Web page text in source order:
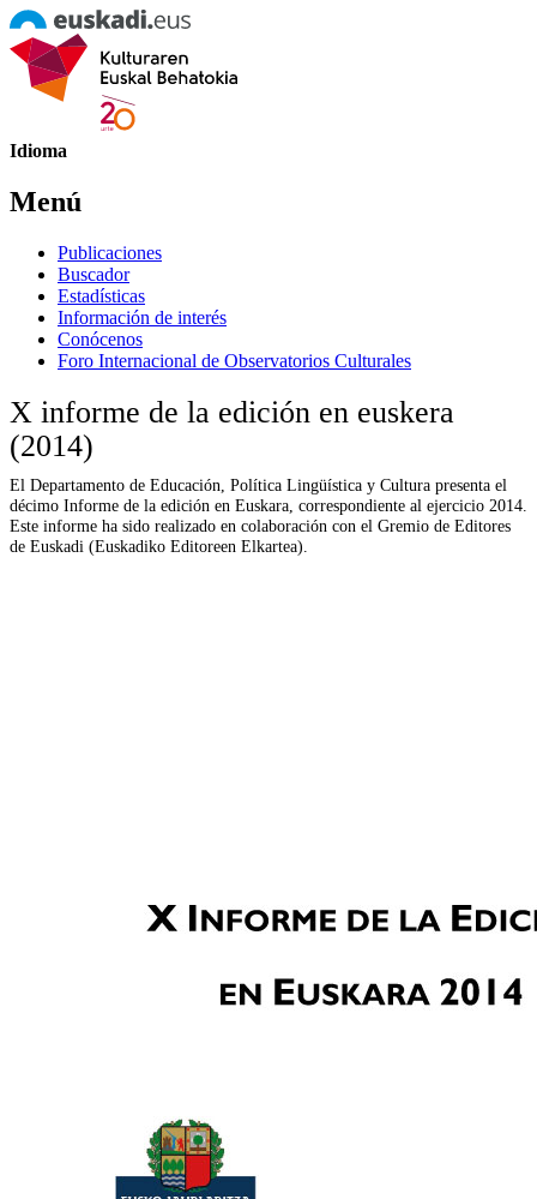
Idioma
Menú
Publicaciones
Buscador
Estadísticas
Información de interés
Conócenos
Foro Internacional de Observatorios Culturales
X informe de la edición en euskera
(2014)
El Departamento de Educación, Política Lingüística y Cultura presenta el
décimo Informe de la edición en Euskara, correspondiente al ejercicio 2014.
Este informe ha sido realizado en colaboración con el Gremio de Editores
de Euskadi (Euskadiko Editoreen Elkartea).